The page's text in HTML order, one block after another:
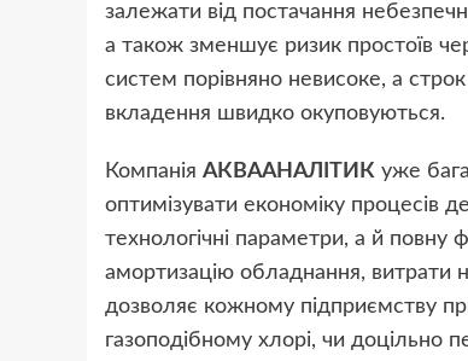
залежати від постачання
а також зменшує ризик простоїв
систем порівняно невисоке, а
вкладення швидко окуповуються.
Компанія АКВААНАЛІТИК уже
оптимізувати економіку процесів
технологічні параметри, а й повну
амортизацію обладнання, витрати
дозволяє кожному підприємству
газоподібному хлорі, чи доцільно